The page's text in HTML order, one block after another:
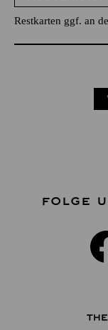
Restkarten ggf. an
FOLGE